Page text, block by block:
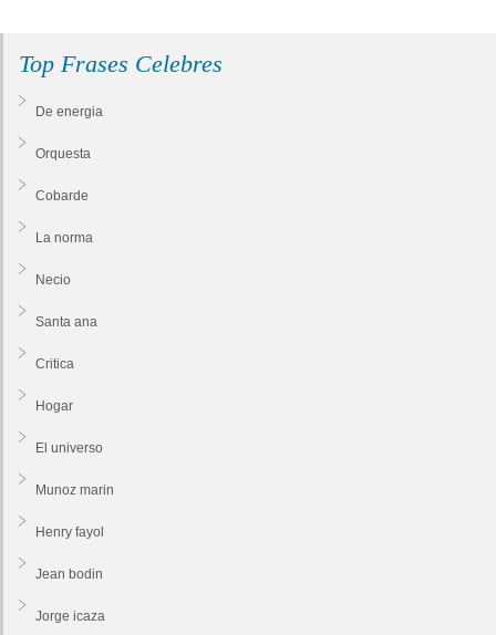
Top Frases Celebres
De energia
Orquesta
Cobarde
La norma
Necio
Santa ana
Critica
Hogar
El universo
Munoz marin
Henry fayol
Jean bodin
Jorge icaza